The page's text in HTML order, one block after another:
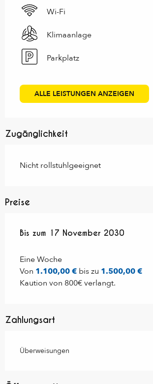
Wi-Fi
Klimaanlage
Parkplatz
ALLE LEISTUNGEN ANZEIGEN
Zugänglichkeit
Nicht rollstuhlgeeignet
Preise
ab 1 Januar 2020bis zum17
Bis zum 17 November 2030
Eine Woche
Von 1.100,00 € bis zu 1.500,00 €
Kaution von 800€ verlangt.
Zahlungsart
Überweisungen